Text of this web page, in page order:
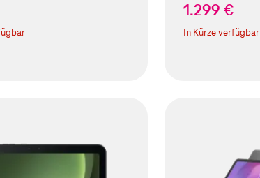
1.299 €
In Kürze verfügbar